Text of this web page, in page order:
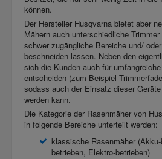
können.
Der Hersteller Husqvarna bietet aber
Mähern auch unterschiedliche
schwer zugängliche Bereiche und/
beschneiden lassen. Neben den
sich die Kunden auch für
entscheiden (zum Beispiel
sodass auch der Einsatz dieser
werden kann.
Die Kategorie der Rasenmäher von
in folgende Bereiche unterteilt werden:
klassische Rasenmäher
betrieben, Elektro-betrieben)